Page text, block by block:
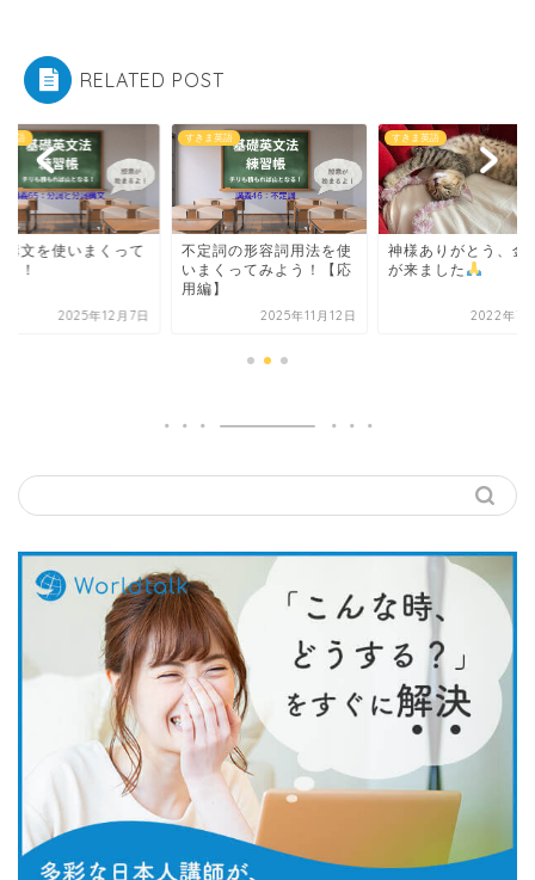
RELATED POST
英語
構文を使いまくって
！
2025年12月7日
すきま英語
不定詞の形容詞用法を使
いまくってみよう！【応
用編】
2025年11月12日
すきま英語
神様ありがとう、金
が来ました
2022年7